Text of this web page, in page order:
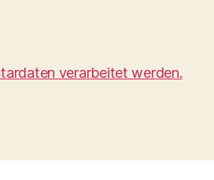
verarbeitet werden.